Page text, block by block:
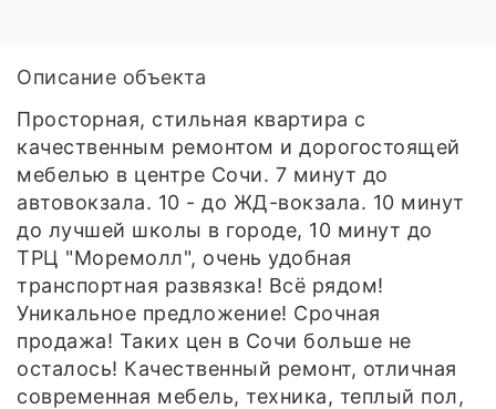
Описание объекта
Просторная, стильная квартира с
качественным ремонтом и дорогостоящей
мебелью в центре Сочи. 7 минут до
автовокзала. 10 - до ЖД-вокзала. 10 минут
до лучшей школы в городе, 10 минут до
ТРЦ "Моремолл", очень удобная
транспортная развязка! Всё рядом!
Уникальное предложение! Срочная
продажа! Таких цен в Сочи больше не
осталось! Качественный ремонт, отличная
современная мебель, техника, теплый пол,